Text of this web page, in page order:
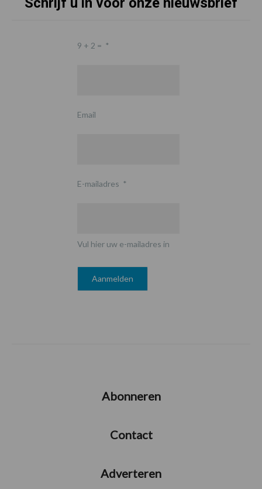
9 + 2 = *
Email
E-mailadres *
Vul hier uw e-mailadres in
Abonneren
Contact
Adverteren